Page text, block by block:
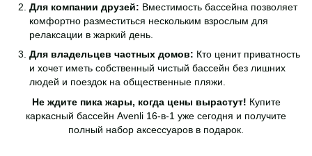
Для компании друзей: Вместимость бассейна позволяет
комфортно разместиться нескольким взрослым для
релаксации в жаркий день.
Для владельцев частных домов: Кто ценит приватность
и хочет иметь собственный чистый бассейн без лишних
людей и поездок на общественные пляжи.
Не ждите пика жары, когда цены вырастут! Купите
каркасный бассейн Avenli 16-в-1 уже сегодня и получите
полный набор аксессуаров в подарок.